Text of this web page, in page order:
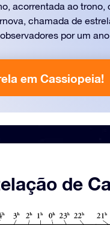
acorrentada ao trono,
chamada de
por um
em Cassiopeia!
de